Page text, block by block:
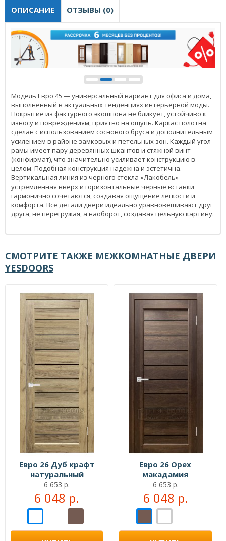
ОПИСАНИЕ ОТЗЫВЫ (0)
Модель Евро 45 — универсальный вариант для офиса и дома,
выполненный в актуальных тенденциях интерьерной моды.
Покрытие из фактурного экошпона не бликует, устойчиво к
износу и повреждениям, приятно на ощупь. Каркас полотна
сделан с использованием соснового бруса и дополнительным
усилением в районе замковых и петельных зон. Каждый угол
рамы имеет пару деревянных шкантов и стяжной винт
(конфирмат), что значительно усиливает конструкцию в
целом. Подобная конструкция надежна и эстетична.
Вертикальная линия из черного стекла «Лакобель»
устремленная вверх и горизонтальные черные вставки
гармонично сочетаются, создавая ощущение легкости и
комфорта. Все детали двери идеально уравновешивают друг
друга, не перегружая, а наоборот, создавая цельную картину.
СМОТРИТЕ ТАКЖЕ МЕЖКОМНАТНЫЕ ДВЕРИ
YESDOORS
Евро 26 Дуб крафт
натуральный
6 653 р.
6 048 р.
Евро 26 Орех
макадамия
6 653 р.
6 048 р.